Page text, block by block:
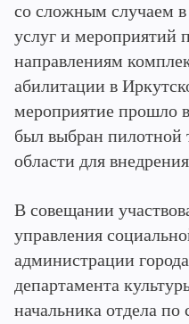
со сложным случаем в
услуг и мероприятий
направлениям
абилитации в
мероприятие прошло
был выбран пилотной
области для
В совещании
управления
администрации
департамента
начальника отдела по